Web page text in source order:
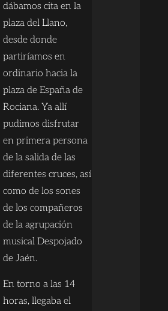
dábamos cita en la
plaza del Llano,
desde donde
partiríamos en
ordinario hacia la
plaza de España de
Rociana. Ya allí
pudimos disfrutar
en primera persona
de la salida de las
diferentes cruces, así
como de los sones
de los compañeros
de la agrupación
musical Despojado
de Jaén.
En torno a las 14
horas, llegaba el